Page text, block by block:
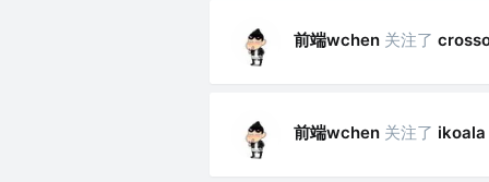
前端wchen 关注了
前端wchen 关注了 ikoala